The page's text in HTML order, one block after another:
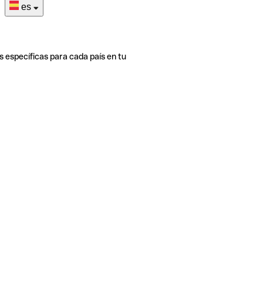
es
específicas para cada país en tu